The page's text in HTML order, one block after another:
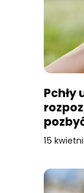
Pchły
15